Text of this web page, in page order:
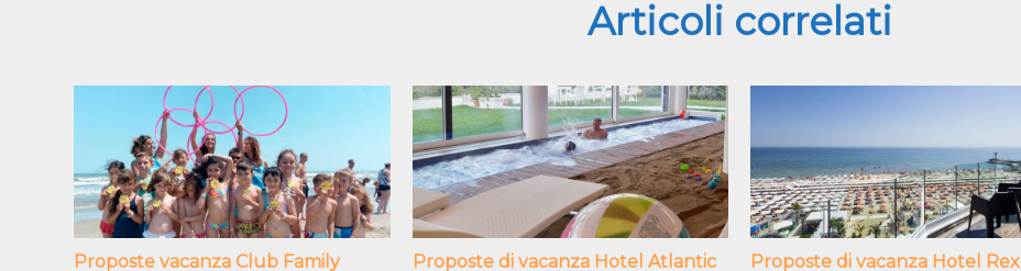
Articoli correlati
Proposte vacanza Club Family Proposte di vacanza Hotel Atlantic Proposte di vacanza Hotel Rex